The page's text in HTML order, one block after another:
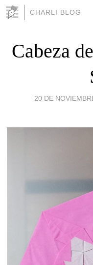
CHARLI BLOG
Cabeza
20 DE